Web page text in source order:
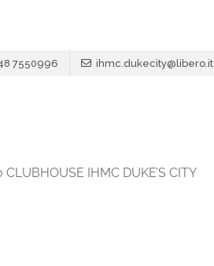
7550996 ihmc.dukecity@libero.it
IHMC DUKE’S CITY